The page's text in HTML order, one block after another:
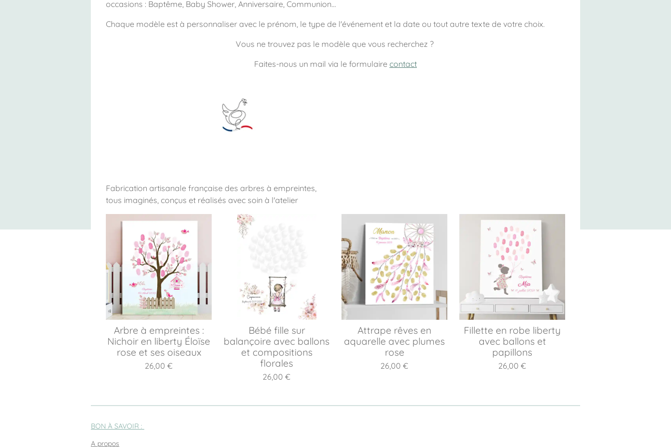
occasions : Baptême, Baby Shower, Anniversaire, Communion...
Chaque modèle est à personnaliser avec le prénom, le type de l'événement et la date ou tout autre texte de votre choix.
Vous ne trouvez pas le modèle que vous recherchez ?
Faites-nous un mail via le formulaire contact
Fabrication artisanale française des arbres à empreintes,
tous imaginés, conçus et réalisés avec soin à l'atelier
Arbre à empreintes :
Nichoir en liberty Éloïse
rose et ses oiseaux
26,00 €
Bébé fille sur
balançoire avec ballons
et compositions
florales
26,00 €
Attrape rêves en
aquarelle avec plumes
rose
26,00 €
Fillette en robe liberty
avec ballons et
papillons
26,00 €
BON À SAVOIR :
A propos